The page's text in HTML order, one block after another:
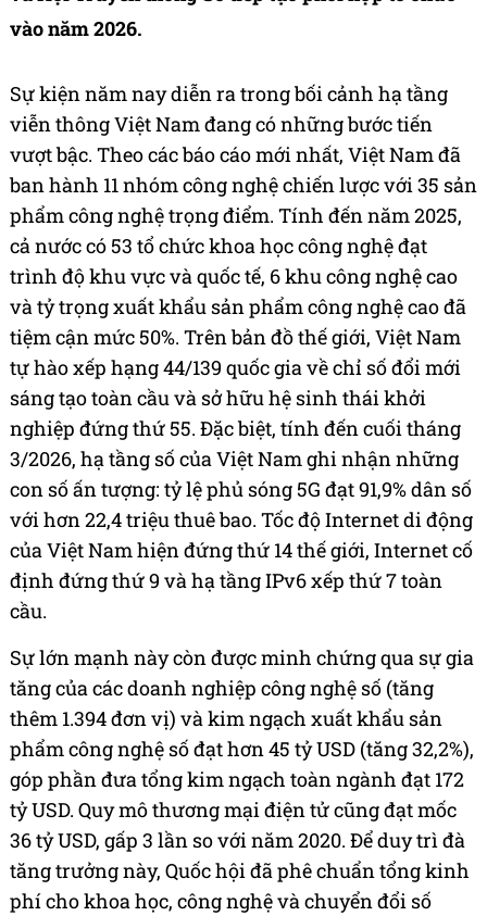
vào năm 2026.
Sự kiện năm nay diễn ra trong bối cảnh hạ tầng
viễn thông Việt Nam đang có những bước tiến
vượt bậc. Theo các báo cáo mới nhất, Việt Nam đã
ban hành 11 nhóm công nghệ chiến lược với 35 sản
phẩm công nghệ trọng điểm. Tính đến năm 2025,
cả nước có 53 tổ chức khoa học công nghệ đạt
trình độ khu vực và quốc tế, 6 khu công nghệ cao
và tỷ trọng xuất khẩu sản phẩm công nghệ cao đã
tiệm cận mức 50%. Trên bản đồ thế giới, Việt Nam
tự hào xếp hạng 44/139 quốc gia về chỉ số đổi mới
sáng tạo toàn cầu và sở hữu hệ sinh thái khởi
nghiệp đứng thứ 55. Đặc biệt, tính đến cuối tháng
3/2026, hạ tầng số của Việt Nam ghi nhận những
con số ấn tượng: tỷ lệ phủ sóng 5G đạt 91,9% dân số
với hơn 22,4 triệu thuê bao. Tốc độ Internet di động
của Việt Nam hiện đứng thứ 14 thế giới, Internet cố
định đứng thứ 9 và hạ tầng IPv6 xếp thứ 7 toàn
cầu.
Sự lớn mạnh này còn được minh chứng qua sự gia
tăng của các doanh nghiệp công nghệ số (tăng
thêm 1.394 đơn vị) và kim ngạch xuất khẩu sản
phẩm công nghệ số đạt hơn 45 tỷ USD (tăng 32,2%),
góp phần đưa tổng kim ngạch toàn ngành đạt 172
tỷ USD. Quy mô thương mại điện tử cũng đạt mốc
36 tỷ USD, gấp 3 lần so với năm 2020. Để duy trì đà
tăng trưởng này, Quốc hội đã phê chuẩn tổng kinh
phí cho khoa học, công nghệ và chuyển đổi số